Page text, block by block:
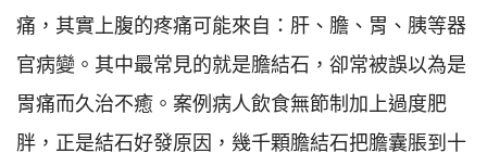
痛，其實上腹的疼痛可能來自：肝、膽、胃、胰等器
官病變。其中最常見的就是膽結石，卻常被誤以為是
胃痛而久治不癒。案例病人飲食無節制加上過度肥
胖，正是結石好發原因，幾千顆膽結石把膽囊脹到十